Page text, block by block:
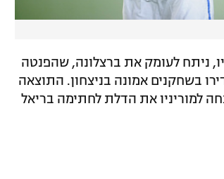
ניתח לעומק את ברצלונה, שהפנטה
בשחקנים אמונה בניצחון. התוצאה
למוריניו את הדלת לחתימה בריאל